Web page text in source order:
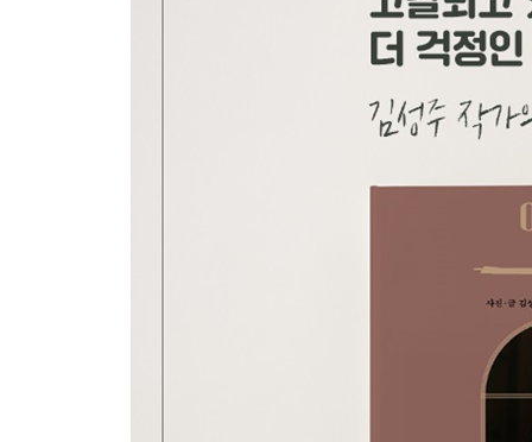
언제든 떠날 수 있죠, 여전히 청춘인 걸요 │홍콩
저는 지금 대서양과 지중해의 경계를 넘는 중입니
잡담 둘, 성공적인 항해를 위해 건배
잘 먹었습니다, 진수성찬이었어요 │후쿠오카, 일본
도시에게 물었다, 여행이 답했다 │멜버른, 호주